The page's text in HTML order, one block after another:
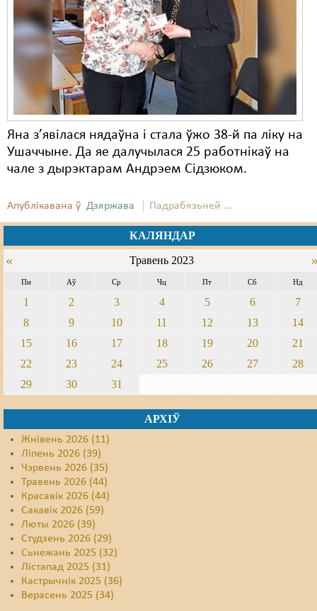
Яна з’явілася нядаўна і стала ўжо 38-й па ліку на
Ушаччыне. Да яе далучылася 25 работнікаў на
чале з дырэктарам Андрэем Сідзюком.
Апублікавана ў Дзяржава Падрабязьней ...
КАЛЯНДАР
« Травень 2023
Пн Аў Ср Чц Пт Сб Нд
1 2 3 4 5 6
7
8
9 10 11 12 13
14
15
16 17 18 19 20
21
22
23 24 25 26 27
28
29
30 31
АРХІЎ
Жнівень 2026 (11)
Ліпень 2026 (39)
Чэрвень 2026 (35)
Травень 2026 (44)
Красавік 2026 (44)
Сакавік 2026 (59)
Люты 2026 (39)
Студзень 2026 (29)
Сьнежань 2025 (32)
Лістапад 2025 (31)
Кастрычнік 2025 (36)
Верасень 2025 (34)